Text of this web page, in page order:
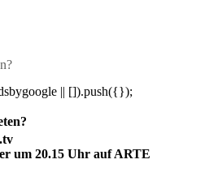
|| []).push({});
um 20.15 Uhr auf ARTE